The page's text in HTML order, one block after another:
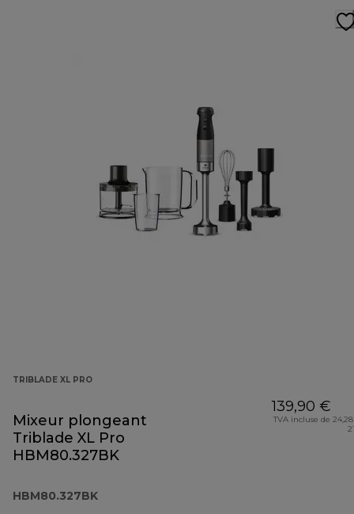
TRIBLADE XL PRO
Mixeur plongeant
Triblade XL Pro
HBM80.327BK
HBM80.327BK
139,90 €
TVA incluse de